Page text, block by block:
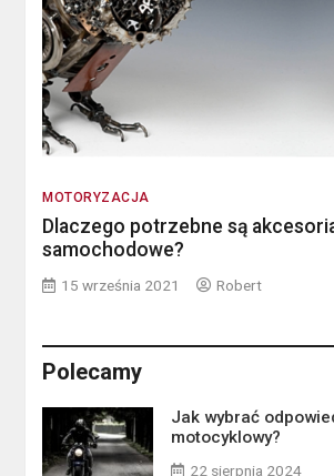
MOTORYZACJA
Dlaczego potrzebne są
samochodowe?
15 września 2021 Robert
Polecamy
Jak wybrać
motocyklowy?
22 sierpnia 2024